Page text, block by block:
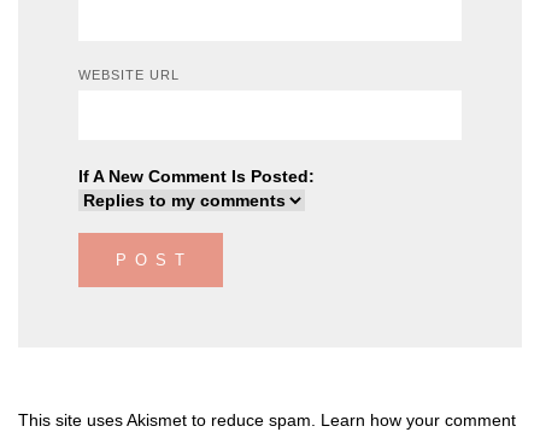
WEBSITE URL
If A New Comment Is Posted:
This site uses Akismet to reduce spam. Learn how your comment